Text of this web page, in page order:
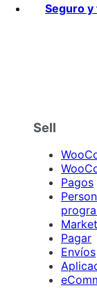
Seguro y
Sell
Pagos
Pagar
Envíos